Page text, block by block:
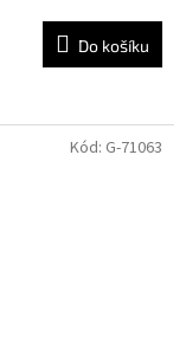
Do košíku
Kód: G-71063